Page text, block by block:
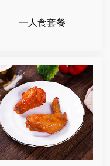
一人食套餐